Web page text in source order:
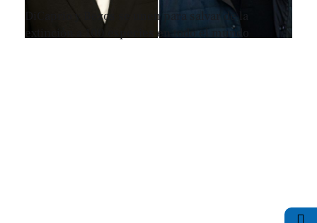
DiCaprio y Bezos se unen para salvar de la
extinción a 100 especies en todo el mundo